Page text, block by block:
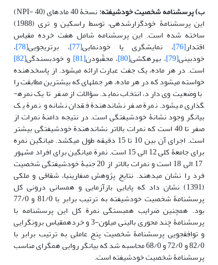
ب) پرسشنامهشخصیت خودشیفته:
نسخۀ 40 ماده­ای (NPI- 40)
این پرسشنامۀ خودگزارش­دهی، توسط راسکین و تری
(1988)
ساخته شده است. این پرسشنامه شامل هفت خرده مقیاس
اقتدار[76] ، نمایشگری یا خود­نمایی[77] ، برتری­جویی[78]
،
خودبینی[79] ، بهره­کشی[80] ، محقّ­بودن[81] و خودبسندگی[82]
است. در هر ماده، یک جفت عبارت ارائه می­شود. از پاسخ­دهنده
خواسته می­شود که در هر ماده، هر جمله­ای که بیشترین مطابقت را
با وضعیت وی دارد، انتخاب نماید. سؤالات از صفر تا یک نمره­
گذاری می­شود. نمرة صفر نشان­دهندة فقدان نشانه و نمرة یک
بیانگر وجود نشانۀ خودشیفتگی است. در نتیجه دامنۀ نمرات از
صفر تا 40 است که نمرات بالاتر نشان­دهندة خودشیفتگی بیشتر
است. اجرای آن بین 10 تا 15 دقیقه طول می­کشد. میانگین نمره
برای جامعۀ کلی 12 الی 15 است. نمرة میانگین برای افراد مشهور
17 الی 18 است و نمرات بالاتر از 20 جنبۀ خودشیفتگی شخصیت
فرد را نشان می­دهند. نتایج پژوهش صفاری­نیا، شقاقی و ملکی
(1391) نشان داد که پایایی بازآزمایی و همسانی درونی کل
پرسشنامۀ شخصیت خودشیفته به ترتیب برابر با 81/0 و 77/0
بود. همچنین ضرایب همبستگی نمرة کل این پرسشنامه با
پرسشنامۀ چند محوری بالینی میلون-3 و خرده­مقیاس برونگرایی
و توافق­جویی پرسشنامۀ شخصیت پنج عاملی به ترتیب برابر با
82/0 و 72/0 و 68/0 محاسبه شد که بیانگر روایی همگرای مناسب
پرسشنامۀ شخصیت خودشیفته است.